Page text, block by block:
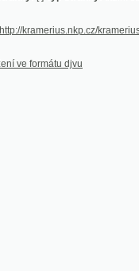
kramerius/
formátu djvu